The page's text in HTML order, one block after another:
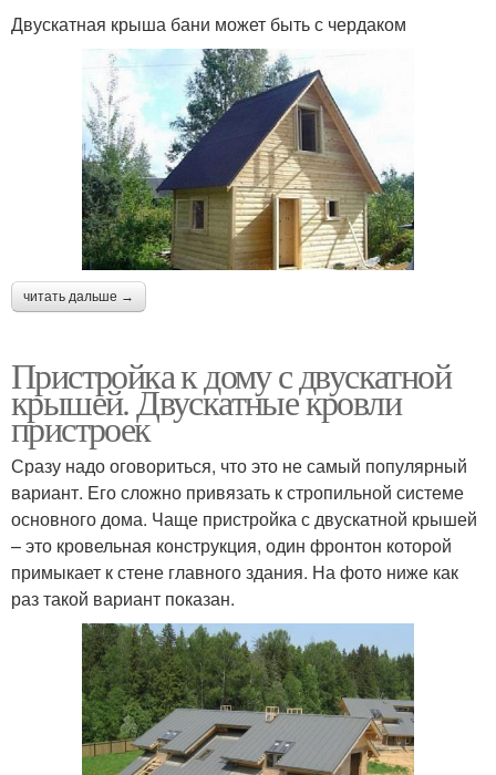
Двускатная крыша бани может быть с чердаком
читать дальше →
Пристройка к дому с двускатной
крышей. Двускатные кровли
пристроек
Сразу надо оговориться, что это не самый популярный
вариант. Его сложно привязать к стропильной системе
основного дома. Чаще пристройка с двускатной крышей
– это кровельная конструкция, один фронтон которой
примыкает к стене главного здания. На фото ниже как
раз такой вариант показан.